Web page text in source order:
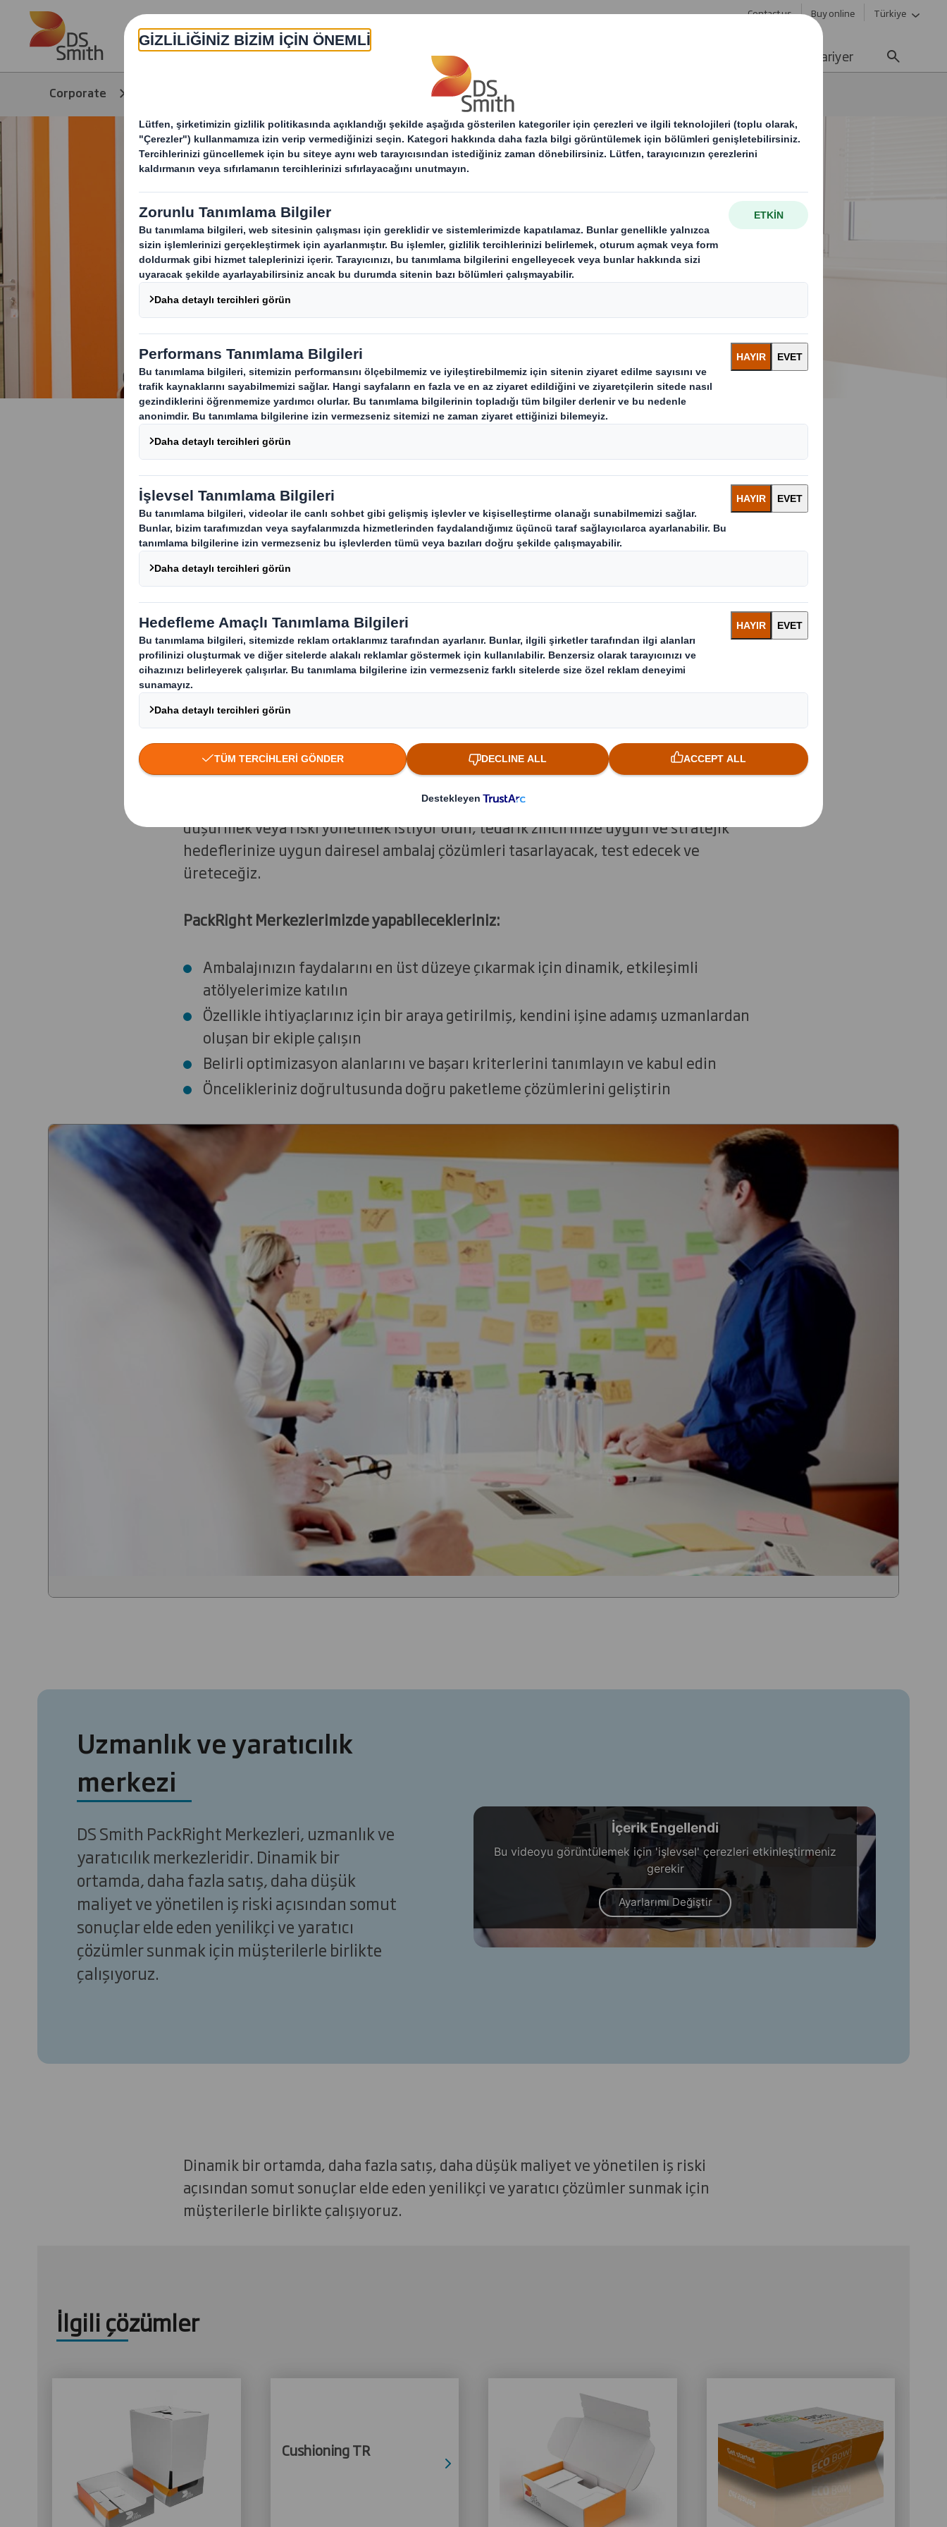
Skip to main content Contact us Buy online Türkiye
Hakkında Kariyer
Corporate Müşteri İşbirliği
PackRight Merkezlerimiz – Çığır açan
yeni tasarımlar
PackRight Merkezlerimizde, çizim tahtasından fabrika zeminine
kadar ambalaj fikirlerini hayata geçirmek için sizinle birlikte
çalışıyoruz.
Ambalaj tasarımınızı optimize edin
DS Smith'te, kolları sıvamaya ve ambalaj projeniz üzerinde çalışmaya hazır 700'den
fazla tasarımcı ve yenilikçimiz var. Ancak başlamadan önce, başarı için hedeflerinizi ve
kriterlerinizi her zaman kabul ederiz. Ardından, satışları artırmak, maliyetleri
düşürmek veya riski yönetmek istiyor olun, tedarik zincirinize uygun ve stratejik
hedeflerinize uygun dairesel ambalaj çözümleri tasarlayacak, test edecek ve
üreteceğiz.
PackRight Merkezlerimizde yapabilecekleriniz:
Ambalajınızın faydalarını en üst düzeye çıkarmak için dinamik, etkileşimli
atölyelerimize katılın
Özellikle ihtiyaçlarınız için bir araya getirilmiş, kendini işine adamış uzmanlardan
oluşan bir ekiple çalışın
Belirli optimizasyon alanlarını ve başarı kriterlerini tanımlayın ve kabul edin
Öncelikleriniz doğrultusunda doğru paketleme çözümlerini geliştirin
İçerik Engellendi
Bu videoyu görüntülemek için 'işlevsel' çerezleri etkinleştirmeniz
gerekir
Ayarlarımı Değiştir
Uzmanlık ve yaratıcılık
merkezi
DS Smith PackRight Merkezleri, uzmanlık ve
yaratıcılık merkezleridir. Dinamik bir
ortamda, daha fazla satış, daha düşük
maliyet ve yönetilen iş riski açısından somut
sonuçlar elde eden yenilikçi ve yaratıcı
çözümler sunmak için müşterilerle birlikte
çalışıyoruz.
Dinamik bir ortamda, daha fazla satış, daha düşük maliyet ve yönetilen iş riski
açısından somut sonuçlar elde eden yenilikçi ve yaratıcı çözümler sunmak için
müşterilerle birlikte çalışıyoruz.
İlgili çözümler
Cushioning TR